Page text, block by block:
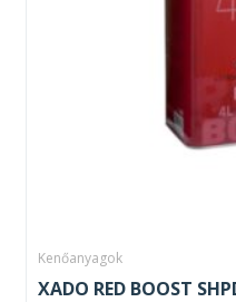
Kenőanyagok
XADO RED BOOST